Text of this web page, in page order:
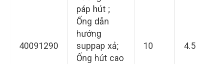
40091290
páp hút ;
Ống dẫn
hướng
suppap xả;
Ống hút cao
10 4.5